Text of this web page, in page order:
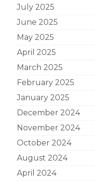
July 2025
June 2025
May 2025
April 2025
March 2025
February 2025
January 2025
December 2024
November 2024
October 2024
August 2024
April 2024